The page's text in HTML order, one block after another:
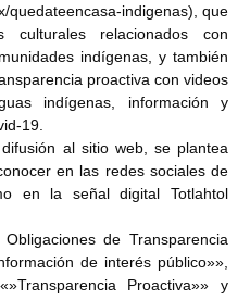
quedateencasa-indigenas), que
culturales relacionados con
indígenas, y también
proactiva con videos
indígenas, información y
19.
al sitio web, se plantea
en las redes sociales de
en la señal digital Totlahtol
de Transparencia
de interés público»»,
Proactiva»» y